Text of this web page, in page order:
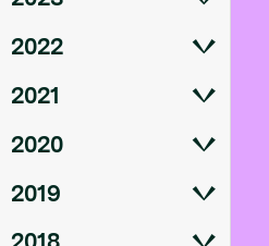
2022
2021
2020
2019